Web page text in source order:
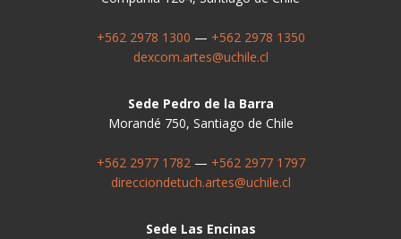
+562 2978 1300 — +562 2978 1350
dexcom.artes@uchile.cl
Sede Pedro de la Barra
Morandé 750, Santiago de Chile
+562 2977 1782— +562 2977 1797
direcciondetuch.artes@uchile.cl
Sede Las Encinas